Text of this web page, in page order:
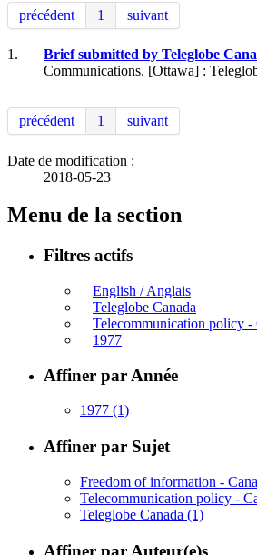
précédent 1 suivant
1. Brief submitted by Teleglobe
Communications. [Ottawa] :
précédent 1 suivant
Date de modification :
2018-05-23
Menu de la section
Filtres actifs
English / Anglais
Teleglobe Canada
Telecommunication policy -
1977
Affiner par Année
1977 (1)
Affiner par Sujet
Freedom of information -
Telecommunication policy -
Teleglobe Canada (1)
Affiner par Auteur(e)s